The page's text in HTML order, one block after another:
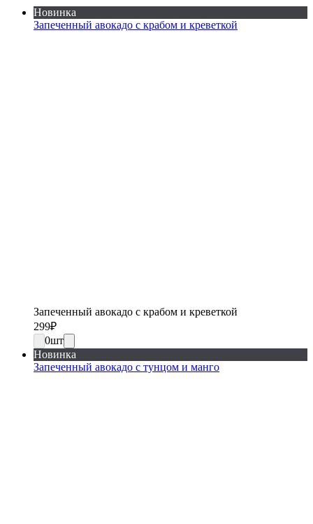
Новинка
Запеченный авокадо с крабом и креветкой
Запеченный авокадо с крабом и креветкой
299₽
0шт
Новинка
Запеченный авокадо с тунцом и манго